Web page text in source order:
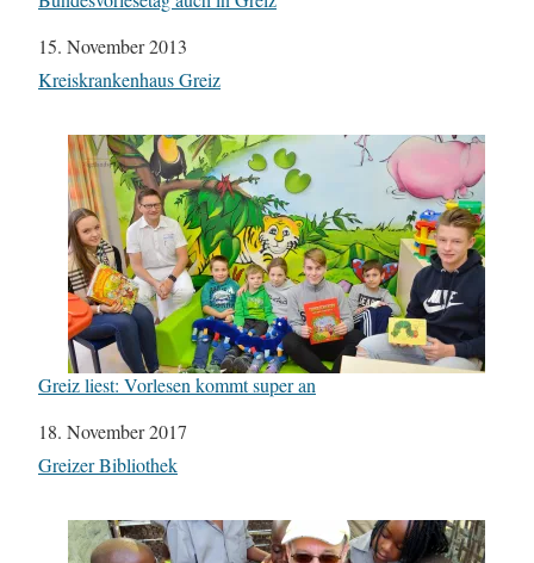
Datum
15. November 2013
In Bezug auf
Kreiskrankenhaus Greiz
Greiz liest: Vorlesen kommt super an
Datum
18. November 2017
In Bezug auf
Greizer Bibliothek